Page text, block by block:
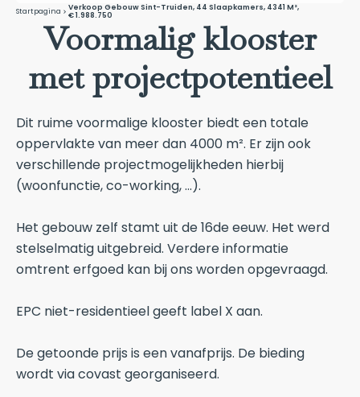
Startpagina
Verkoop Gebouw Sint-Truiden, 44 Slaapkamers, 4341 M²,
€ 1.988.750
Voormalig klooster
met projectpotentieel
Dit ruime voormalige klooster biedt een totale
oppervlakte van meer dan 4000 m². Er zijn ook
verschillende projectmogelijkheden hierbij
(woonfunctie, co-working, ...).
Het gebouw zelf stamt uit de 16de eeuw. Het werd
stelselmatig uitgebreid. Verdere informatie
omtrent erfgoed kan bij ons worden opgevraagd.
EPC niet-residentieel geeft label X aan.
De getoonde prijs is een vanafprijs. De bieding
wordt via covast georganiseerd.